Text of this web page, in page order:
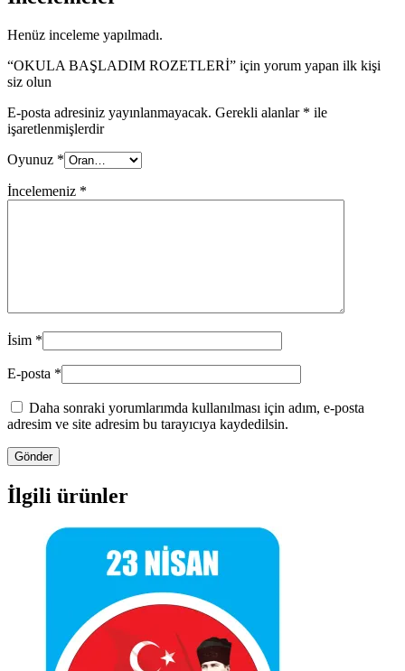
Henüz inceleme yapılmadı.
“OKULA BAŞLADIM ROZETLERİ” için yorum yapan ilk kişi
siz olun
E-posta adresiniz yayınlanmayacak. Gerekli alanlar * ile
işaretlenmişlerdir
Oyunuz *
İncelemeniz *
İsim *
E-posta *
Daha sonraki yorumlarımda kullanılması için adım, e-posta
adresim ve site adresim bu tarayıcıya kaydedilsin.
İlgili ürünler